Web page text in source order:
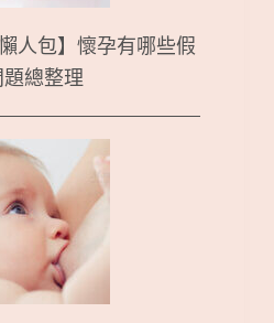
人包】懷孕有哪些假
總整理